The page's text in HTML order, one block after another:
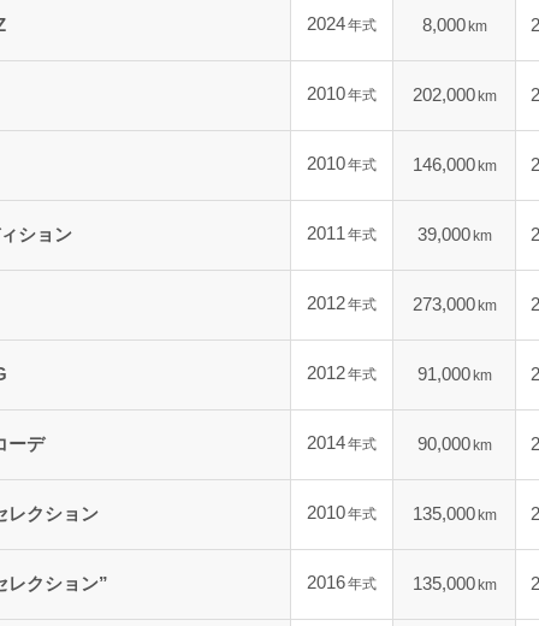
2024年式 8,000 km
2010年式 202,000 km
2010年式 146,000 km
ション 2011 年式 39,000 km
2012年式 273,000 km
2012年式 91,000 km
ーデ 2014年式 90,000 km
レクション 2010年式 135,000 km
レクション” 2016年式 135,000 km